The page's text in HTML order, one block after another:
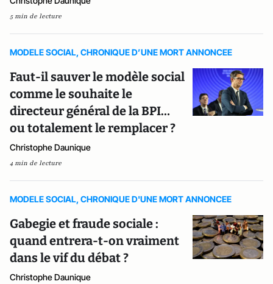
5 min de lecture
MODELE SOCIAL, CHRONIQUE D’UNE MORT ANNONCEE
Faut-il sauver le modèle social
comme le souhaite le
directeur général de la BPI…
ou totalement le remplacer ?
Christophe Daunique
4 min de lecture
MODELE SOCIAL, CHRONIQUE D'UNE MORT ANNONCEE
Gabegie et fraude sociale :
quand entrera-t-on vraiment
dans le vif du débat ?
Christophe Daunique